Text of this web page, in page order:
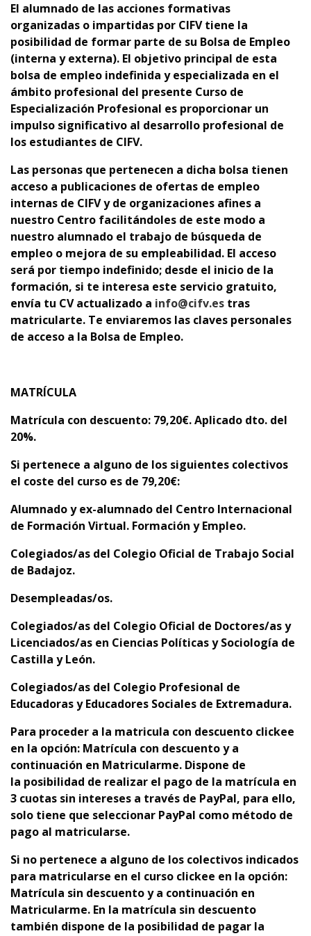
El alumnado de las acciones formativas
organizadas o impartidas por CIFV tiene la
posibilidad de formar parte de su Bolsa de Empleo
(interna y externa). El objetivo principal de esta
bolsa de empleo indefinida y especializada en el
ámbito profesional del presente Curso de
Especialización Profesional es proporcionar un
impulso significativo al desarrollo profesional de
los estudiantes de CIFV.
Las personas que pertenecen a dicha bolsa tienen
acceso a publicaciones de ofertas de empleo
internas de CIFV y de organizaciones afines a
nuestro Centro facilitándoles de este modo a
nuestro alumnado el trabajo de búsqueda de
empleo o mejora de su empleabilidad. El acceso
será por tiempo indefinido; desde el inicio de la
formación, si te interesa este servicio gratuito,
envía tu CV actualizado a info@cifv.es tras
matricularte. Te enviaremos las claves personales
de acceso a la Bolsa de Empleo.
MATRÍCULA
Matrícula con descuento: 79,20€. Aplicado dto. del
20%.
Si pertenece a alguno de los siguientes colectivos
el coste del curso es de 79,20€:
Alumnado y ex-alumnado del Centro Internacional
de Formación Virtual. Formación y Empleo.
Colegiados/as del Colegio Oficial de Trabajo Social
de Badajoz.
Desempleadas/os.
Colegiados/as del Colegio Oficial de Doctores/as y
Licenciados/as en Ciencias Políticas y Sociología de
Castilla y León.
Colegiados/as del Colegio Profesional de
Educadoras y Educadores Sociales de Extremadura.
Para proceder a la matricula con descuento clickee
en la opción: Matrícula con descuento y a
continuación en Matricularme. Dispone de
la posibilidad de realizar el pago de la matrícula en
3 cuotas sin intereses a través de PayPal, para ello,
solo tiene que seleccionar PayPal como método de
pago al matricularse.
Si no pertenece a alguno de los colectivos indicados
para matricularse en el curso clickee en la opción:
Matrícula sin descuento y a continuación en
Matricularme. En la matrícula sin descuento
también dispone de la posibilidad de pagar la